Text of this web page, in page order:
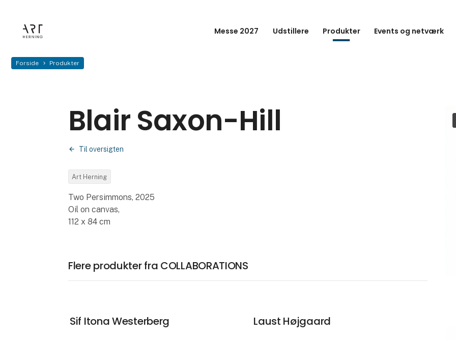
Messe 2027 Udstillere Produkter Events og netværk
Forside Produkter
Blair Saxon-Hill
Til oversigten
Art Herning
Two Persimmons, 2025
Oil on canvas,
112 x 84 cm
Flere produkter fra COLLABORATIONS
Sif Itona Westerberg Laust Højgaard